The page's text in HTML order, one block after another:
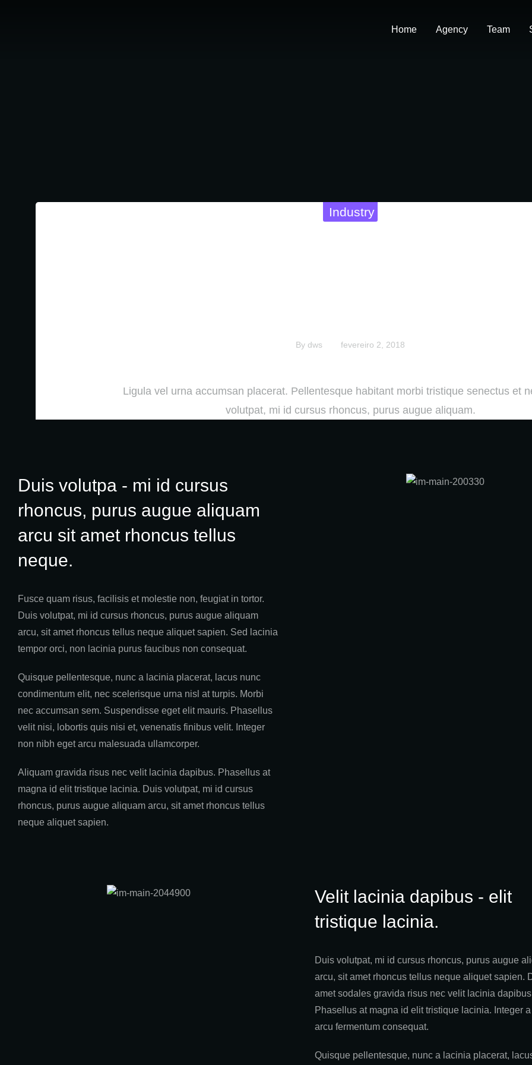
Home Agency Team
Industry
By dws fevereiro 2, 2018
Ligula vel urna accumsan placerat. Pellentesque habitant morbi tristique senectus et
volutpat, mi id cursus rhoncus, purus augue aliquam.
Duis volutpa - mi id cursus
rhoncus, purus augue aliquam
arcu sit amet rhoncus tellus
neque.
Fusce quam risus, facilisis et molestie non, feugiat in tortor.
Duis volutpat, mi id cursus rhoncus, purus augue aliquam
arcu, sit amet rhoncus tellus neque aliquet sapien. Sed lacinia
tempor orci, non lacinia purus faucibus non consequat.
Quisque pellentesque, nunc a lacinia placerat, lacus nunc
condimentum elit, nec scelerisque urna nisl at turpis. Morbi
nec accumsan sem. Suspendisse eget elit mauris. Phasellus
velit nisi, lobortis quis nisi et, venenatis finibus velit. Integer
non nibh eget arcu malesuada ullamcorper.
Aliquam gravida risus nec velit lacinia dapibus. Phasellus at
magna id elit tristique lacinia. Duis volutpat, mi id cursus
rhoncus, purus augue aliquam arcu, sit amet rhoncus tellus
neque aliquet sapien.
Velit lacinia dapibus - elit
tristique lacinia.
Duis volutpat, mi id cursus rhoncus, purus augue
arcu, sit amet rhoncus tellus neque aliquet sapien.
amet sodales gravida risus nec velit lacinia
Phasellus at magna id elit tristique lacinia. Integer
arcu fermentum consequat.
Quisque pellentesque, nunc a lacinia placerat,